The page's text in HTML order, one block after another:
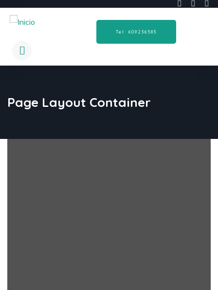
Tel: 609236583
Page Layout Container